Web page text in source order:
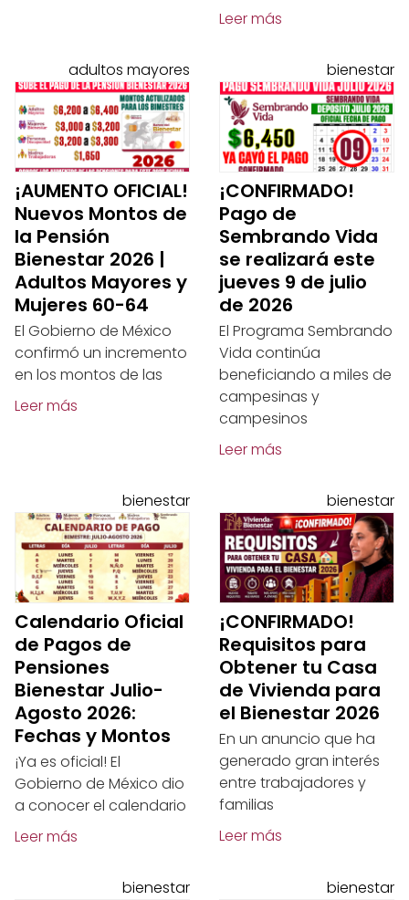
Leer más
adultos mayores
¡AUMENTO OFICIAL!
Nuevos Montos de
la Pensión
Bienestar 2026 |
Adultos Mayores y
Mujeres 60-64
El Gobierno de México
confirmó un incremento
en los montos de las
Leer más
bienestar
¡CONFIRMADO!
Pago de
Sembrando Vida
se realizará este
jueves 9 de julio
de 2026
El Programa Sembrando
Vida continúa
beneficiando a miles de
campesinas y
campesinos
Leer más
bienestar
Calendario Oficial
de Pagos de
Pensiones
Bienestar Julio-
Agosto 2026:
Fechas y Montos
¡Ya es oficial! El
Gobierno de México dio
a conocer el calendario
Leer más
bienestar
¡CONFIRMADO!
Requisitos para
Obtener tu Casa
de Vivienda para
el Bienestar 2026
En un anuncio que ha
generado gran interés
entre trabajadores y
familias
Leer más
bienestar bienestar